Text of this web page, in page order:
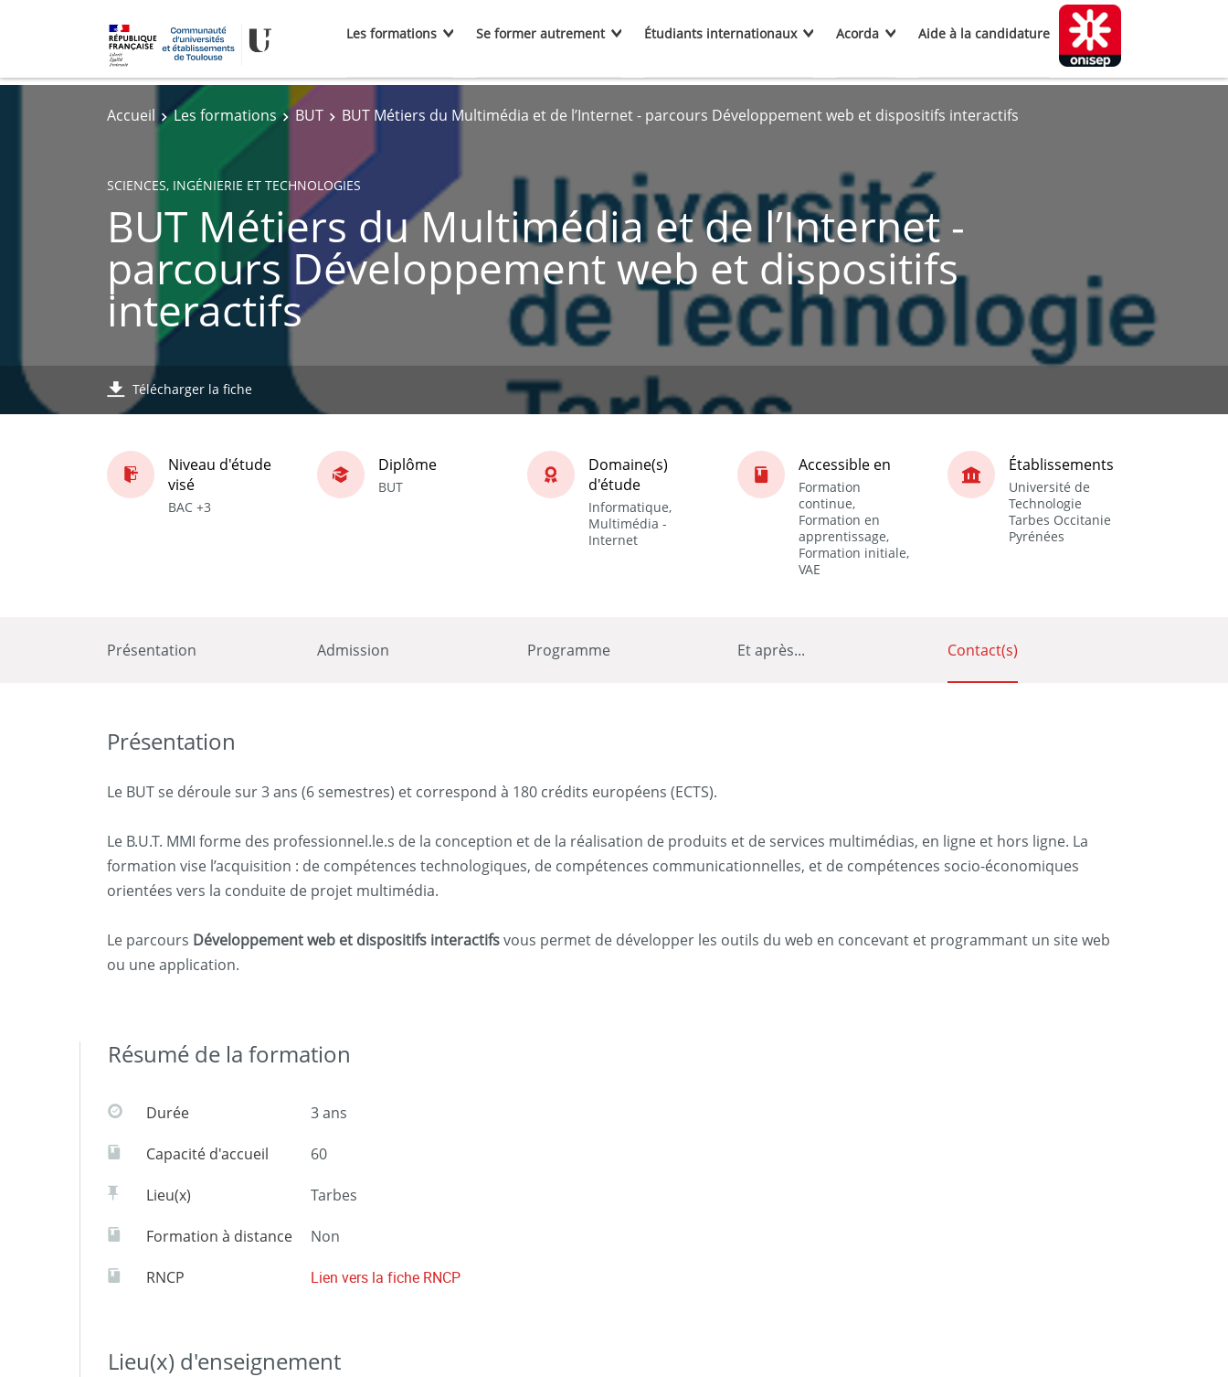
Les formations Se former autrement Étudiants internationaux Acorda Aide à la candidature
Accueil Les formations BUT BUT Métiers du Multimédia et de l’Internet - parcours Développement web et dispositifs interactifs
SCIENCES, INGÉNIERIE ET TECHNOLOGIES
BUT Métiers du Multimédia et de l’Internet -
parcours Développement web et dispositifs
interactifs
Télécharger la fiche
Niveau d'étude
visé
BAC +3
Diplôme
BUT
Domaine(s)
d'étude
Informatique,
Multimédia -
Internet
Accessible en
Formation
continue,
Formation en
apprentissage,
Formation initiale,
VAE
Établissements
Université de
Technologie
Tarbes Occitanie
Pyrénées
Présentation Admission Programme Et après... Contact(s)
Présentation
Le BUT se déroule sur 3 ans (6 semestres) et correspond à 180 crédits européens (ECTS).
Le B.U.T. MMI forme des professionnel.le.s de la conception et de la réalisation de produits et de services multimédias, en ligne et hors ligne. La
formation vise l’acquisition : de compétences technologiques, de compétences communicationnelles, et de compétences socio-économiques
orientées vers la conduite de projet multimédia.
Le parcours Développement web et dispositifs interactifsvous permet de développer les outils du web en concevant et programmant un site web
ou une application.
Résumé de la formation
Durée 3 ans
Capacité d'accueil 60
Lieu(x) Tarbes
Formation à distance Non
RNCP Lien vers la fiche RNCP
Lieu(x) d'enseignement